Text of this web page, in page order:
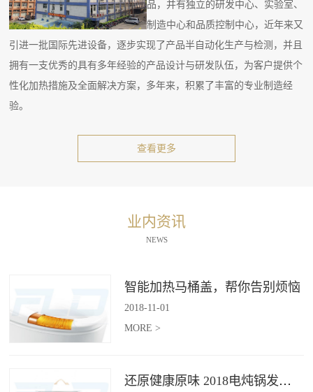
品，并有独立的研发中心、实验室、
制造中心和品质控制中心，近年来又
引进一批国际先进设备，逐步实现了产品半自动化生产与检测，并且
拥有一支优秀的具有多年经验的产品设计与研发队伍，为客户提供个
性化加热措施及全面解决方案，多年来，积累了丰富的专业制造经
验。
查看更多
业内资讯
NEWS
智能加热马桶盖，帮你告别烦恼
2018-11-01
MORE >
还原健康原味 2018电炖锅发展趋势